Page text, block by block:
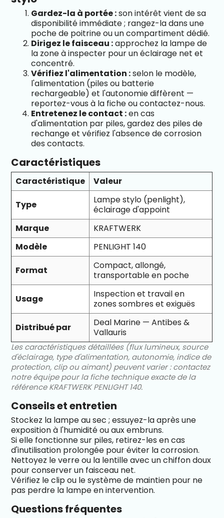
Gardez-la à portée :son intérêt vient de sa
disponibilité immédiate ; rangez-la dans une
poche de poitrine ou un compartiment dédié.
Dirigez le faisceau :approchez la lampe de
la zone à inspecter pour un éclairage net et
concentré.
Vérifiez l'alimentation :selon le modèle,
l'alimentation (piles ou batterie
rechargeable) et l'autonomie diffèrent —
reportez-vous à la fiche ou contactez-nous.
Entretenez le contact :en cas
d'alimentation par piles, gardez des piles de
rechange et vérifiez l'absence de corrosion
des contacts.
Caractéristiques
Caractéristique Valeur
Type
Lampe stylo (penlight),
éclairage d'appoint
Marque
KRAFTWERK
Modèle
PENLIGHT 140
Format
Compact, allongé,
transportable en poche
Usage
Inspection et travail en
zones sombres et exiguës
Distribué par
Deal Marine — Antibes &
Vallauris
Les caractéristiques détaillées (flux lumineux, source
d'éclairage, type d'alimentation, autonomie, indice de
protection, clip ou aimant) peuvent varier : contactez
notre équipe pour la fiche technique exacte de la
référence KRAFTWERK PENLIGHT 140.
Conseils et entretien
Stockez la lampe au sec ; essuyez-la après une
exposition à l'humidité ou aux embruns.
Si elle fonctionne sur piles, retirez-les en cas
d'inutilisation prolongée pour éviter la corrosion.
Nettoyez le verre ou la lentille avec un chiffon doux
pour conserver un faisceau net.
Vérifiez le clip ou le système de maintien pour ne
pas perdre la lampe en intervention.
Questions fréquentes